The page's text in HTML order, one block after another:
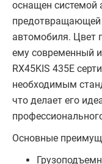
оснащен системой
предотвращающей
автомобиля. Цвет
ему современный
RX45KIS 435E
необходимым
что делает его
Основные